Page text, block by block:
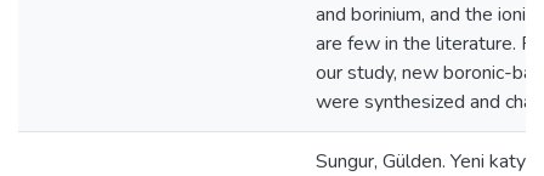
and borinium, and the
are few in the literature.
our study, new boronic-
were synthesized and
Sungur, Gülden. Yeni